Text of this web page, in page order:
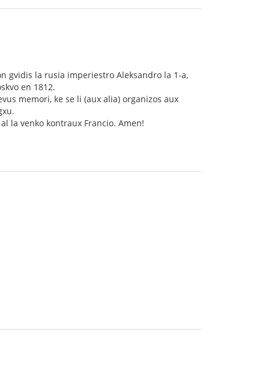
gvidis la rusia imperiestro Aleksandro la 1-a,
en 1812.
memori, ke se li (aux alia) organizos aux
la venko kontraux Francio. Amen!